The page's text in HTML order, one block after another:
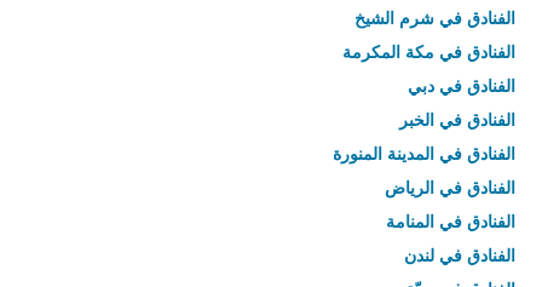
الفنادق في شرم الشيخ
الفنادق في مكة المكرمة
الفنادق في دبي
الفنادق في الخبر
الفنادق في المدينة المنورة
الفنادق في الرياض
الفنادق في المنامة
الفنادق في لندن